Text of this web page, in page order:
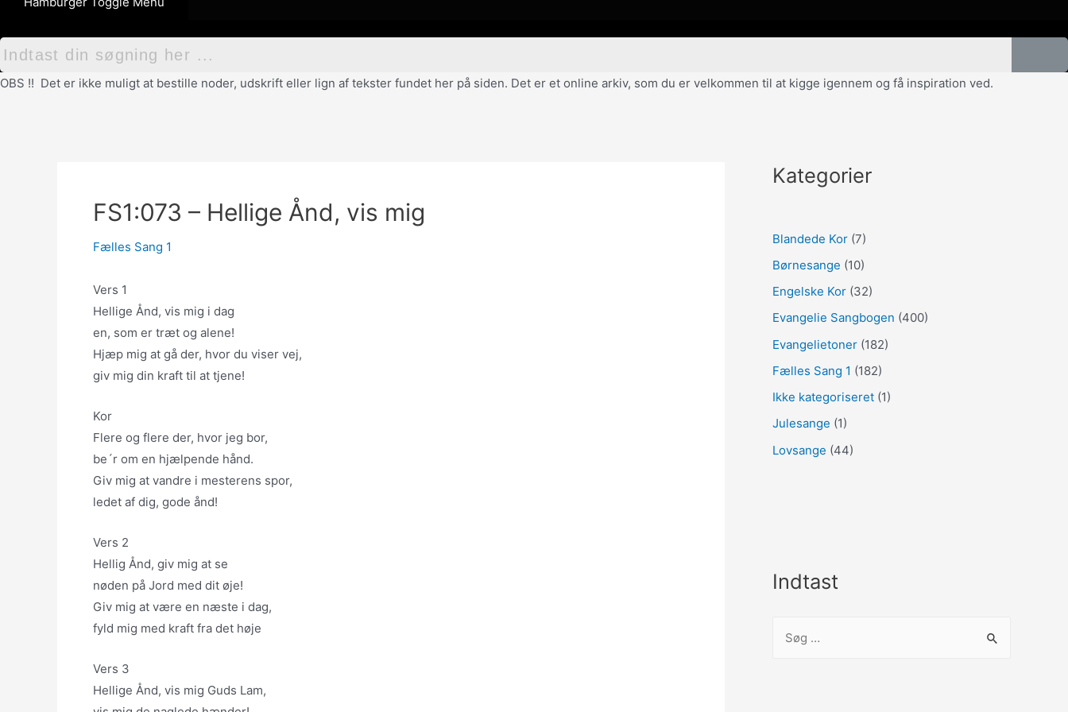
OBS !! Det er ikke muligt at bestille noder, udskrift eller lign af tekster fundet her på siden. Det er et online arkiv, som du er velkommen til at kigge igennem og få inspiration ved.
FS1:073 – Hellige Ånd, vis mig
Fælles Sang 1
Vers 1
Hellige Ånd, vis mig i dag
en, som er træt og alene!
Hjæp mig at gå der, hvor du viser vej,
giv mig din kraft til at tjene!
Kor
Flere og flere der, hvor jeg bor,
be´r om en hjælpende hånd.
Giv mig at vandre i mesterens spor,
ledet af dig, gode ånd!
Vers 2
Hellig Ånd, giv mig at se
nøden på Jord med dit øje!
Giv mig at være en næste i dag,
fyld mig med kraft fra det høje
Vers 3
Hellige Ånd, vis mig Guds Lam,
Kategorier
Blandede Kor (7)
Børnesange (10)
Engelske Kor (32)
Evangelie Sangbogen (400)
Evangelietoner (182)
Fælles Sang 1 (182)
Ikke kategoriseret (1)
Julesange (1)
Lovsange (44)
Indtast